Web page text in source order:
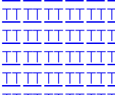
TTTTTTTTTT
TTTTTTTTTT
TTTTTTTTTT
TTTTTTTTTT